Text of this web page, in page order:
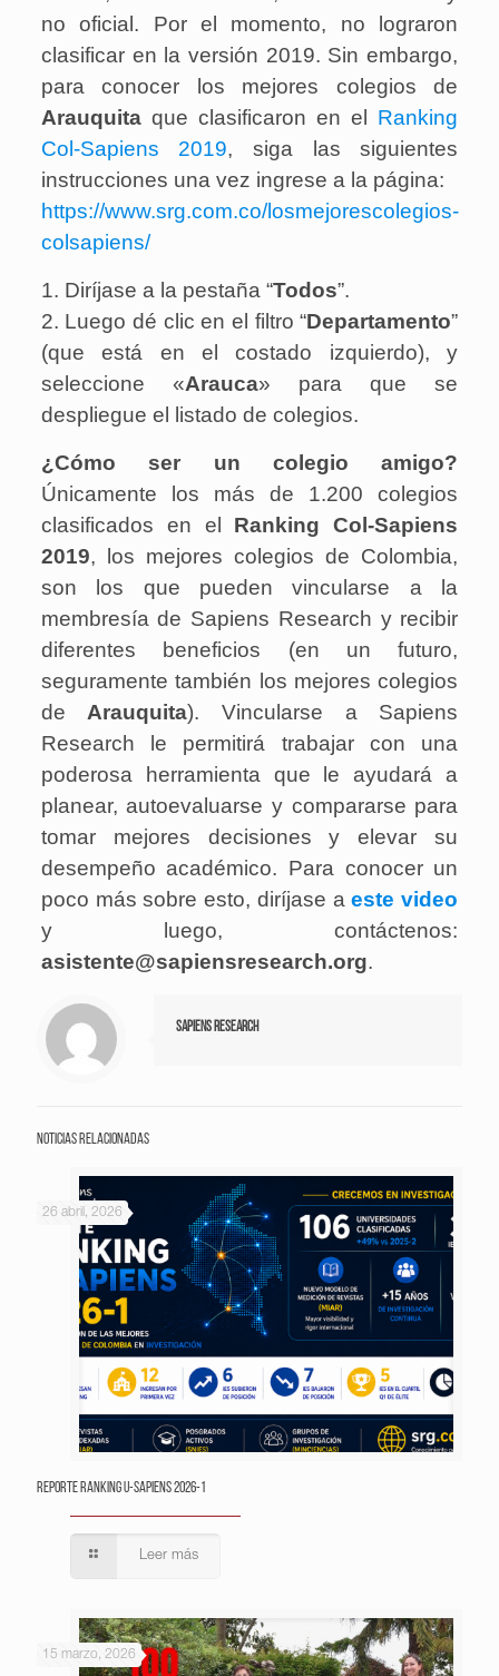
no oficial. Por el momento, no lograron
clasificar en la versión 2019. Sin embargo,
para conocer los mejores colegios de
Arauquita que clasificaron en el Ranking
Col-Sapiens 2019, siga las siguientes
instrucciones una vez ingrese a la página:
https://www.srg.com.co/losmejorescolegios-
colsapiens/
1. Diríjase a la pestaña “Todos”.
2. Luego dé clic en el filtro “Departamento”
(que está en el costado izquierdo), y
seleccione «Arauca» para que se
despliegue el listado de colegios.
¿Cómo ser un colegio amigo?
Únicamente los más de 1.200 colegios
clasificados en el Ranking Col-Sapiens
2019, los mejores colegios de Colombia,
son los que pueden vincularse a la
membresía de Sapiens Research y recibir
diferentes beneficios (en un futuro,
seguramente también los mejores colegios
de Arauquita). Vincularse a Sapiens
Research le permitirá trabajar con una
poderosa herramienta que le ayudará a
planear, autoevaluarse y compararse para
tomar mejores decisiones y elevar su
desempeño académico. Para conocer un
poco más sobre esto, diríjase aeste video
y luego, contáctenos:
asistente@sapiensresearch.org.
Sapiens Research
Noticias relacionadas
26 abril, 2026
Reporte Ranking U-Sapiens 2026-1
Leer más
15 marzo, 2026